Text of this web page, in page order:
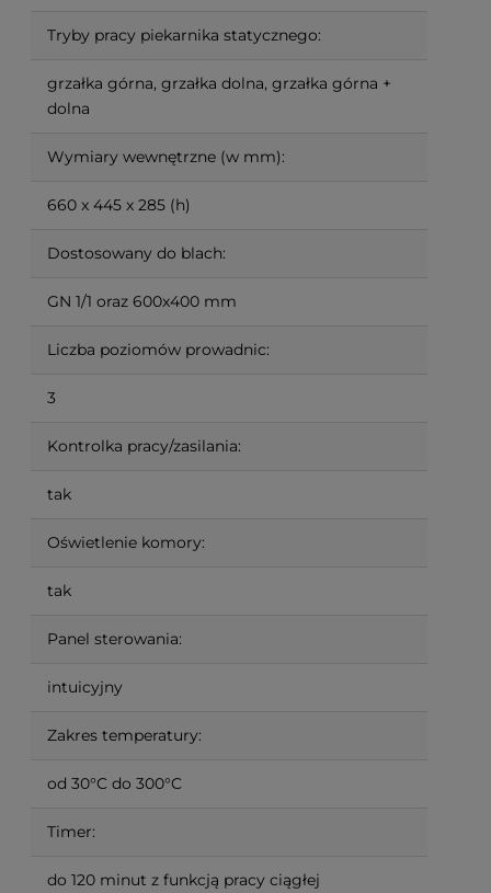
Tryby pracy piekarnika statycznego:
grzałka górna, grzałka dolna, grzałka górna +
dolna
Wymiary wewnętrzne (w mm):
660 x 445 x 285 (h)
Dostosowany do blach:
GN 1/1 oraz 600x400 mm
Liczba poziomów prowadnic:
3
Kontrolka pracy/zasilania:
tak
Oświetlenie komory:
tak
Panel sterowania:
intuicyjny
Zakres temperatury:
od 30°C do 300°C
Timer:
do 120 minut z funkcją pracy ciągłej